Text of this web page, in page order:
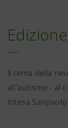
Il tema della
all’autismo - al
Intesa